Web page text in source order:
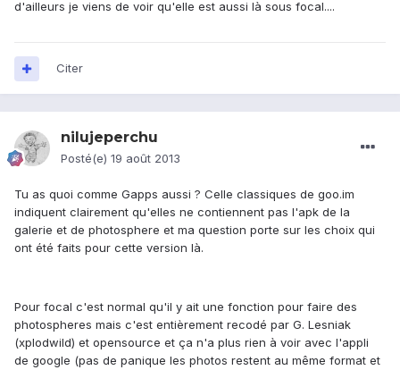
d'ailleurs je viens de voir qu'elle est aussi là sous focal....
Citer
nilujeperchu
Posté(e) 19 août 2013
Tu as quoi comme Gapps aussi ? Celle classiques de goo.im
indiquent clairement qu'elles ne contiennent pas l'apk de la
galerie et de photosphere et ma question porte sur les choix qui
ont été faits pour cette version là.
Pour focal c'est normal qu'il y ait une fonction pour faire des
photospheres mais c'est entièrement recodé par G. Lesniak
(xplodwild) et opensource et ça n'a plus rien à voir avec l'appli
de google (pas de panique les photos restent au même format et